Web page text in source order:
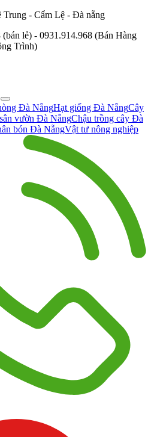
- Cẩm Lệ - Đà nẵng
lẻ) - 0931.914.968 (Bán Hàng
Trình)
Đà NẵngHạt giống Đà NẵngCây
vườn Đà NẵngChậu trồng cây Đà
bón Đà NẵngVật tư nông nghiệp